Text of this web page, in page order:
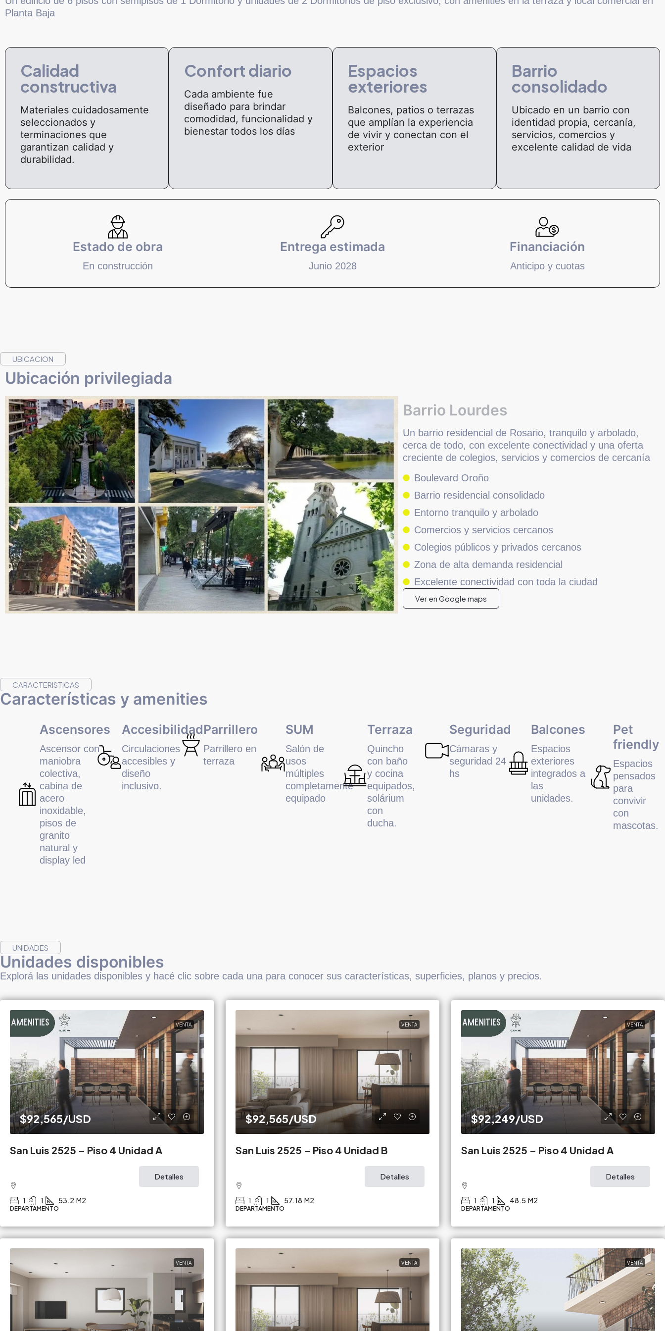
Planta Baja
Calidad
constructiva
Materiales cuidadosamente
seleccionados y
terminaciones que
garantizan calidad y
durabilidad.
Confort diario
Cada ambiente fue
diseñado para brindar
comodidad, funcionalidad y
bienestar todos los días
Espacios
exteriores
Balcones, patios o terrazas
que amplían la experiencia
de vivir y conectan con el
exterior
Barrio
consolidado
Ubicado en un barrio con
identidad propia, cercanía,
servicios, comercios y
excelente calidad de vida
Estado de obra
En construcción
Entrega estimada
Junio 2028
Financiación
Anticipo y cuotas
UBICACION
Ubicación privilegiada
Barrio Lourdes
Un barrio residencial de Rosario, tranquilo y arbolado,
cerca de todo, con excelente conectividad y una oferta
creciente de colegios, servicios y comercios de cercanía
Boulevard Oroño
Barrio residencial consolidado
Entorno tranquilo y arbolado
Comercios y servicios cercanos
Colegios públicos y privados cercanos
Zona de alta demanda residencial
Excelente conectividad con toda la ciudad
Ver en Google maps
CARACTERISTICAS
Características y amenities
Ascensores
Ascensor con
maniobra
colectiva,
cabina de
acero
inoxidable,
pisos de
granito
natural y
display led
Accesibilidad
Circulaciones
accesibles y
diseño
inclusivo.
Parrillero
Parrillero en
terraza
SUM
Salón de
usos
múltiples
completamente
equipado
Terraza
Quincho
con baño
y cocina
equipados,
solárium
con
ducha.
Seguridad
Cámaras y
seguridad 24
hs
Balcones
Espacios
exteriores
integrados a
las
unidades.
Pet
friendly
Espacios
pensados
para
convivir
con
mascotas.
UNIDADES
Unidades disponibles
Explorá las unidades disponibles y hacé clic sobre cada una para conocer sus características, superficies, planos y precios.
VENTA
$92,565/USD
San Luis 2525 – Piso 4 Unidad A
1 1 53.2 M2
DEPARTAMENTO
Detalles
VENTA
$92,565/USD
San Luis 2525 – Piso 4 Unidad B
1 1 57.18 M2
DEPARTAMENTO
Detalles
VENTA
$92,249/USD
San Luis 2525 – Piso 4 Unidad A
1 1 48.5 M2
DEPARTAMENTO
Detalles
VENTA VENTA VENTA